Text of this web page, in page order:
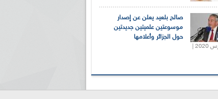
صالح بلعيد يعلن عن إصدار
موسوعتين علميتين جديدتين
حول الجزائر وأعلامها